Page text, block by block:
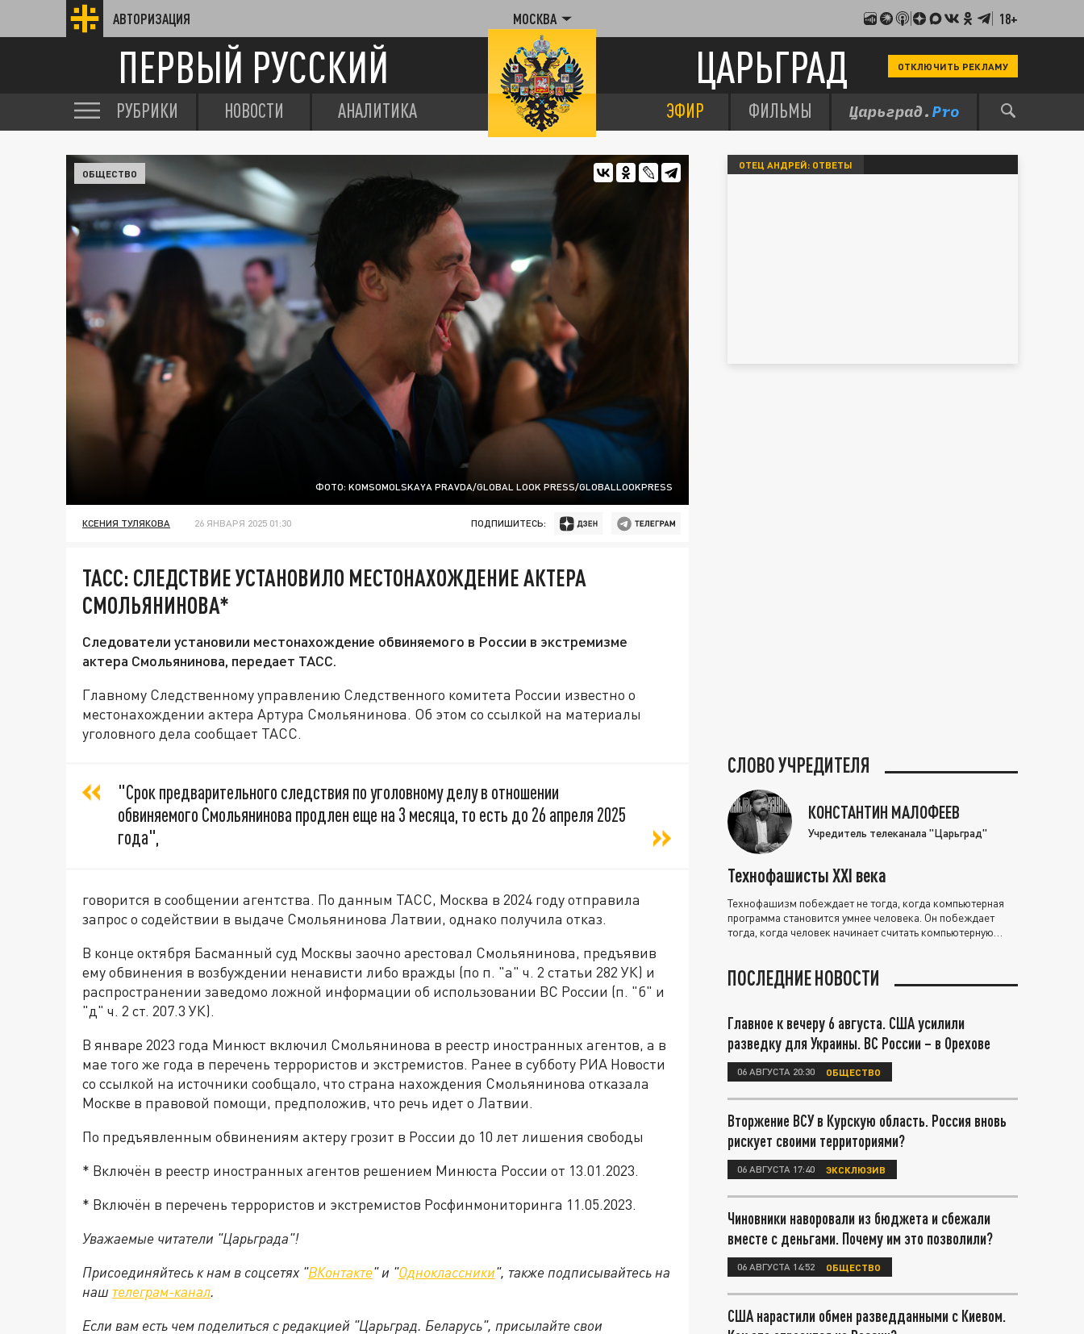
АВТОРИЗАЦИЯ МОСКВА 18+
ПЕРВЫЙ РУССКИЙ ЦАРЬГРАД ОТКЛЮЧИТЬ РЕКЛАМУ
РУБРИКИ НОВОСТИ АНАЛИТИКА ЭФИР ФИЛЬМЫ
ФОТО: KOMSOMOLSKAYA PRAVDA/GLOBAL LOOK PRESS/GLOBALLOOKPRESS
ОБЩЕСТВО
КСЕНИЯ ТУЛЯКОВА 26 ЯНВАРЯ 2025 01:30 ПОДПИШИТЕСЬ:
ТАСС: СЛЕДСТВИЕ УСТАНОВИЛО МЕСТОНАХОЖДЕНИЕ АКТЕРА
СМОЛЬЯНИНОВА*
Следователи установили местонахождение обвиняемого в России в экстремизме
актера Смольянинова, передает ТАСС.
Главному Следственному управлению Следственного комитета России известно о
местонахождении актера Артура Смольянинова. Об этом со ссылкой на материалы
уголовного дела сообщает ТАСС.
"Срок предварительного следствия по уголовному делу в отношении
обвиняемого Смольянинова продлен еще на 3 месяца, то есть до 26 апреля 2025
года",
говорится в сообщении агентства. По данным ТАСС, Москва в 2024 году отправила
запрос о содействии в выдаче Смольянинова Латвии, однако получила отказ.
В конце октября Басманный суд Москвы заочно арестовал Смольянинова, предъявив
ему обвинения в возбуждении ненависти либо вражды (по п. "а" ч. 2 статьи 282 УК) и
распространении заведомо ложной информации об использовании ВС России (п. "б" и
"д" ч. 2 ст. 207.3 УК).
В январе 2023 года Минюст включил Смольянинова в реестр иностранных агентов, а в
мае того же года в перечень террористов и экстремистов. Ранее в субботу РИА Новости
со ссылкой на источники сообщало, что страна нахождения Смольянинова отказала
Москве в правовой помощи, предположив, что речь идет о Латвии.
По предъявленным обвинениям актеру грозит в России до 10 лет лишения свободы
* Включён в реестр иностранных агентов решением Минюста России от 13.01.2023.
* Включён в перечень террористов и экстремистов Росфинмониторинга 11.05.2023.
Уважаемые читатели "Царьграда"!
Присоединяйтесь к нам в соцсетях "ВКонтакте" и "Одноклассники", также подписывайтесь на
наш телеграм-канал.
Если вам есть чем поделиться с редакцией "Царьград. Беларусь", присылайте свои
ОТЕЦ АНДРЕЙ: ОТВЕТЫ
СЛОВО УЧРЕДИТЕЛЯ
КОНСТАНТИН МАЛОФЕЕВ
Учредитель телеканала "Царьград"
Технофашисты XXI века
Технофашизм побеждает не тогда, когда компьютерная
программа становится умнее человека. Он побеждает
тогда, когда человек начинает считать компьютерную
ПОСЛЕДНИЕ НОВОСТИ
Главное к вечеру 6 августа. США усилили
разведку для Украины. ВС России – в Орехове
06 АВГУСТА 20:30 ОБЩЕСТВО
Вторжение ВСУ в Курскую область. Россия вновь
рискует своими территориями?
06 АВГУСТА 17:40 ЭКСКЛЮЗИВ
Чиновники наворовали из бюджета и сбежали
вместе с деньгами. Почему им это позволили?
06 АВГУСТА 14:52 ОБЩЕСТВО
США нарастили обмен разведданными с Киевом.